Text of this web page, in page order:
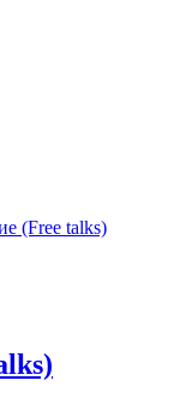
(Free talks)